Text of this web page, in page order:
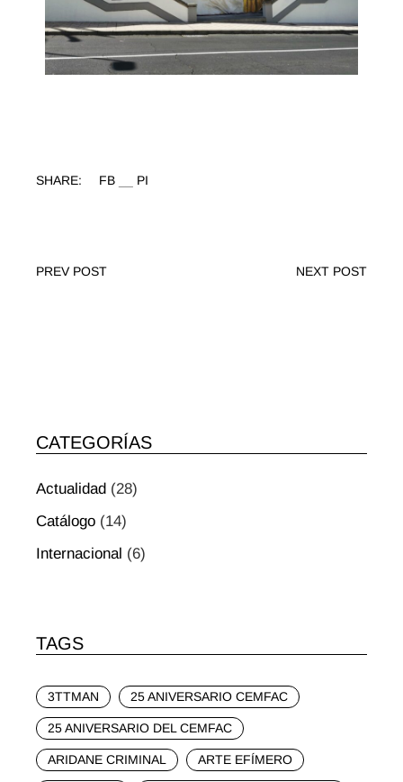
SHARE: FB PI
PREV POST NEXT POST
CATEGORÍAS
Actualidad (28)
Catálogo (14)
Internacional (6)
TAGS
3TTMAN 25 ANIVERSARIO CEMFAC
25 ANIVERSARIO DEL CEMFAC
ARIDANE CRIMINAL ARTE EFÍMERO